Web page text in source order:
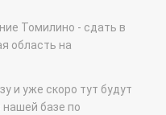
Томилино - сдать в
область на
и уже скоро тут будут
базе по